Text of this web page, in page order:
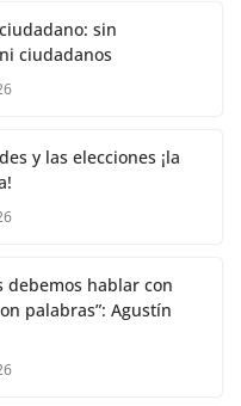
gr
a
esin
ciudadanos
y las elecciones ¡la
debemos hablar con
palabras”: Agustín